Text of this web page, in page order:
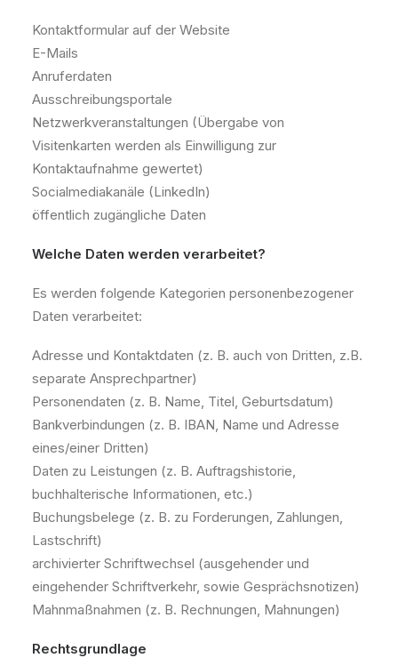
Kontaktformular auf der Website
E-Mails
Anruferdaten
Ausschreibungsportale
Netzwerkveranstaltungen (Übergabe von
Visitenkarten werden als Einwilligung zur
Kontaktaufnahme gewertet)
Socialmediakanäle (LinkedIn)
öffentlich zugängliche Daten
Welche Daten werden verarbeitet?
Es werden folgende Kategorien personenbezogener
Daten verarbeitet:
Adresse und Kontaktdaten (z. B. auch von Dritten, z.B.
separate Ansprechpartner)
Personendaten (z. B. Name, Titel, Geburtsdatum)
Bankverbindungen (z. B. IBAN, Name und Adresse
eines/einer Dritten)
Daten zu Leistungen (z. B. Auftragshistorie,
buchhalterische Informationen, etc.)
Buchungsbelege (z. B. zu Forderungen, Zahlungen,
Lastschrift)
archivierter Schriftwechsel (ausgehender und
eingehender Schriftverkehr, sowie Gesprächsnotizen)
Mahnmaßnahmen (z. B. Rechnungen, Mahnungen)
Rechtsgrundlage